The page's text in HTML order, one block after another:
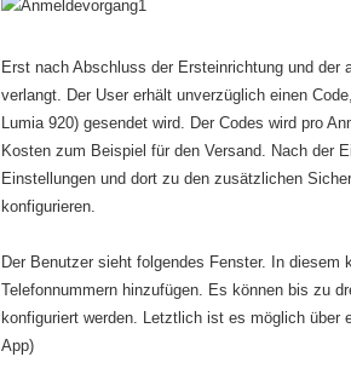
Erst nach Abschluss der Ersteinrichtung und der
verlangt. Der User erhält unverzüglich einen
Lumia 920) gesendet wird. Der Codes wird pro
Kosten zum Beispiel für den Versand. Nach der
Einstellungen und dort zu den zusätzlichen
konfigurieren.
Der Benutzer sieht folgendes Fenster. In diesem
Telefonnummern hinzufügen. Es können bis zu
konfiguriert werden. Letztlich ist es möglich über
App)